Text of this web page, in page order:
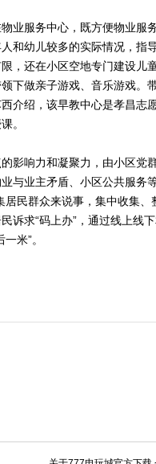
服务中心，既方便物业服
和幼儿较多的实际情况，指
，还在小区空地专门建设儿
下做亲子游戏、音乐游戏。
介绍，该早教中心是孝昌志
。
响力和凝聚力，由小区党
与业主矛盾、小区公共服务
居民群众来说事，集中收集
诉求“码上办”，通过线上线
米”。